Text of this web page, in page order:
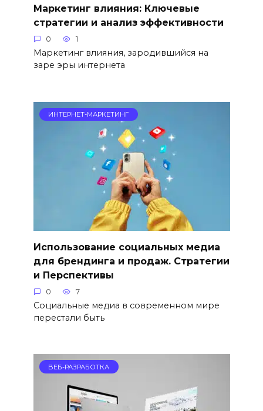
Маркетинг влияния: Ключевые
стратегии и анализ эффективности
0 1
Маркетинг влияния, зародившийся на
заре эры интернета
ИНТЕРНЕТ-МАРКЕТИНГ
Использование социальных медиа
для брендинга и продаж. Стратегии
и Перспективы
0 7
Социальные медиа в современном мире
перестали быть
ВЕБ-РАЗРАБОТКА